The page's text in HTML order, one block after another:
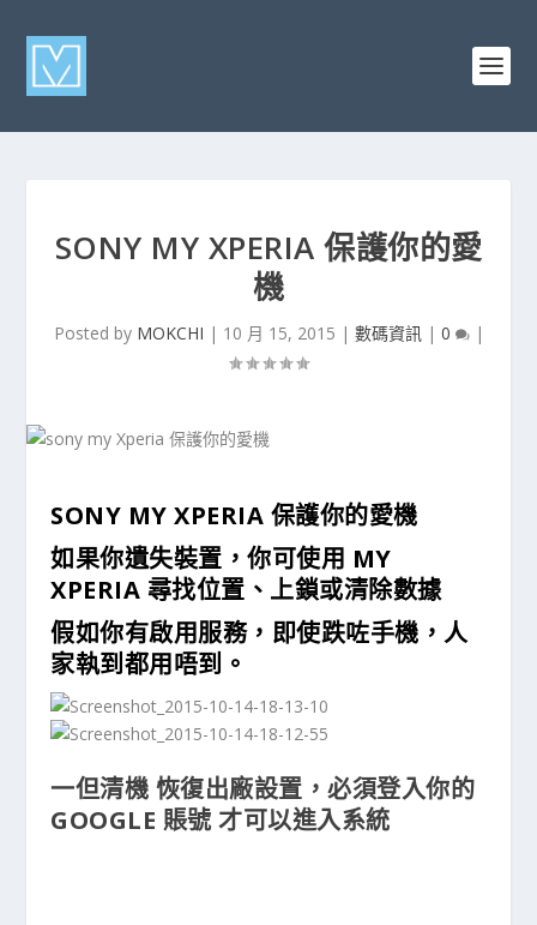
SONY MY XPERIA 保護你的愛
機
Posted by MOKCHI | 10 月 15, 2015 | 數碼資訊| 0 |
SONY MY XPERIA 保護你的愛機
如果你遺失裝置，你可使用 MY
XPERIA 尋找位置、上鎖或清除數據
假如你有啟用服務，即使跌咗手機，人
家執到都用唔到。
一但清機 恢復出廠設置，必須登入你的
GOOGLE 賬號 才可以進入系統